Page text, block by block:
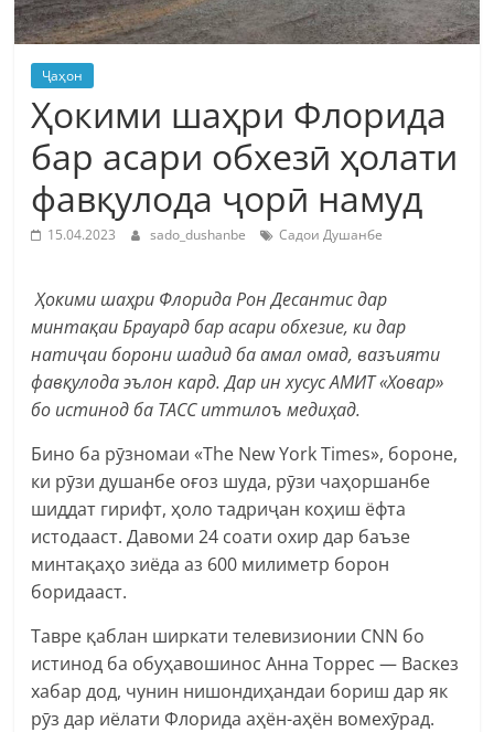
Ҷаҳон
Ҳокими шаҳри Флорида
бар асари обхезӣ ҳолати
фавқулода ҷорӣ намуд
15.04.2023 sado_dushanbe Садои Душанбе
Ҳокими шаҳри Флорида Рон Десантис дар
минтақаи Брауард бар асари обхезие, ки дар
натиҷаи борони шадид ба амал омад, вазъияти
фавқулода эълон кард. Дар ин хусус АМИТ «Ховар»
бо истинод ба ТАСС иттилоъ медиҳад.
Бино ба рӯзномаи «The New York Times», бороне,
ки рӯзи душанбе оғоз шуда, рӯзи чаҳоршанбе
шиддат гирифт, ҳоло тадриҷан коҳиш ёфта
истодааст. Давоми 24 соати охир дар баъзе
минтақаҳо зиёда аз 600 милиметр борон
боридааст.
Тавре қаблан ширкати телевизионии CNN бо
истинод ба обуҳавошинос Анна Торрес — Васкез
хабар дод, чунин нишондиҳандаи бориш дар як
рӯз дар иёлати Флорида аҳён-аҳён вомехӯрад.